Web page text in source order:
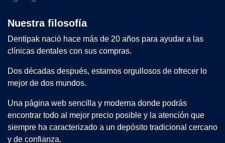
Nuestra filosofía
Dentipak nació hace más de 20 años para ayudar a las
clínicas dentales con sus compras.
Dos décadas después, estamos orgullosos de ofrecer lo
mejor de dos mundos.
Una página web sencilla y moderna donde podrás
encontrar todo al mejor precio posible y la atención que
siempre ha caracterizado a un depósito tradicional cercano
y de confianza.